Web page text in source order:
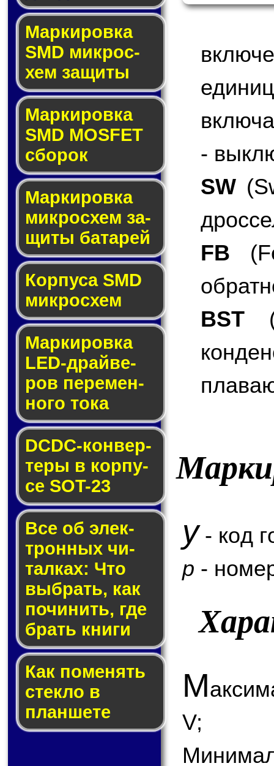
Мар­ки­ров­ка
SMD мик­рос­
хем защиты
Мар­ки­ров­ка
SMD MOSFET
сбо­рок
Мар­ки­ров­ка
мик­ро­схем за­
щи­ты ба­та­рей
Корпуса SMD
мик­ро­схем
Маркировка
LED-драй­ве­
ров пе­ре­мен­
но­го то­ка
DCDC-кон­вер­
те­ры в кор­пу­
се SOT-23
Все об элек­
трон­ных чи­
тал­ках: Что
выб­рать, как
по­чи­нить, где
брать кни­ги
Как по­ме­нять
стек­ло в
планшете
-
SW
FB
BST
y- код
p -
М
V;